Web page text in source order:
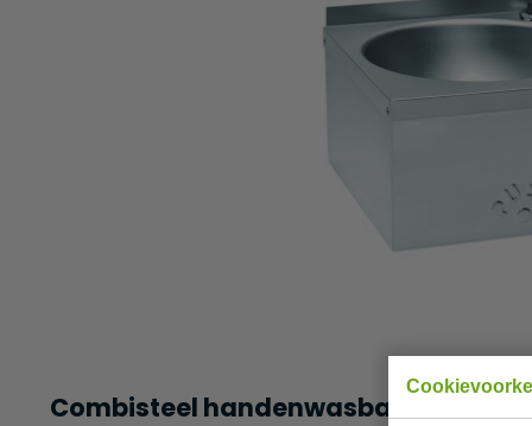
Combisteel handenwasbak